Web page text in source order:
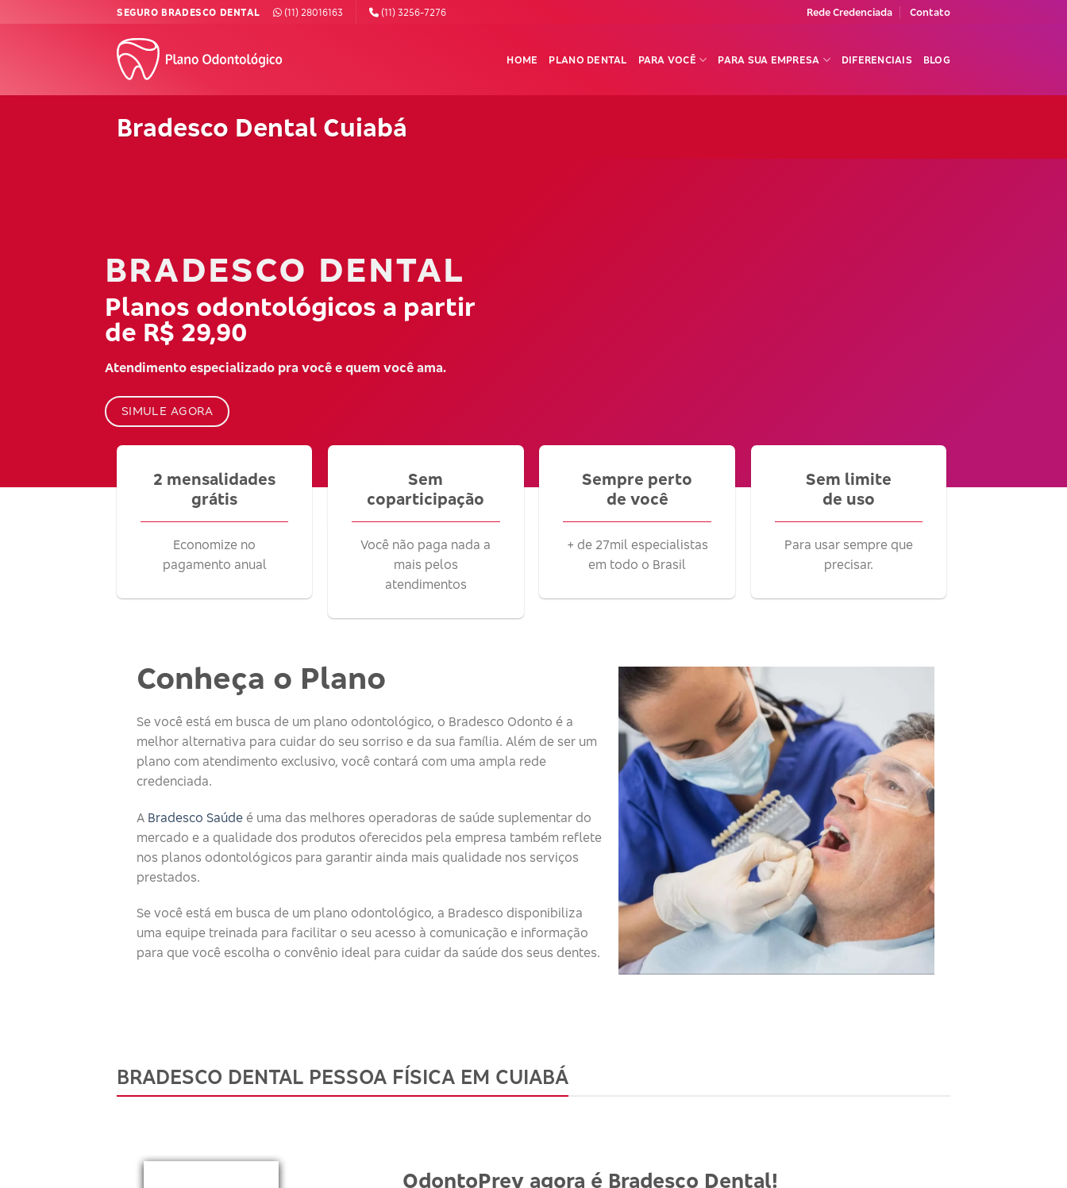
SEGURO BRADESCO DENTAL (11) 28016163 (11) 3256-7276 Rede Credenciada Contato
HOME PLANO DENTAL PARA VOCÊ PARA SUA EMPRESA DIFERENCIAIS BLOG
Bradesco Dental Cuiabá
BRADESCO DENTAL
Planos odontológicos a partir
de R$ 29,90
Atendimento especializado pra você e quem você ama.
SIMULE AGORA
2 mensalidades
grátis
Economize no
pagamento anual
Sem
coparticipação
Você não paga nada a
mais pelos
atendimentos
Sempre perto
de você
+ de 27mil especialistas
em todo o Brasil
Sem limite
de uso
Para usar sempre que
precisar.
Conheça o Plano
Se você está em busca de um plano odontológico, o Bradesco Odonto é a
melhor alternativa para cuidar do seu sorriso e da sua família. Além de ser um
plano com atendimento exclusivo, você contará com uma ampla rede
credenciada.
A Bradesco Saúde é uma das melhores operadoras de saúde suplementar do
mercado e a qualidade dos produtos oferecidos pela empresa também reflete
nos planos odontológicos para garantir ainda mais qualidade nos serviços
prestados.
Se você está em busca de um plano odontológico, a Bradesco disponibiliza
uma equipe treinada para facilitar o seu acesso à comunicação e informação
para que você escolha o convênio ideal para cuidar da saúde dos seus dentes.
BRADESCO DENTAL PESSOA FÍSICA EM CUIABÁ
OdontoPrev agora é Bradesco Dental!